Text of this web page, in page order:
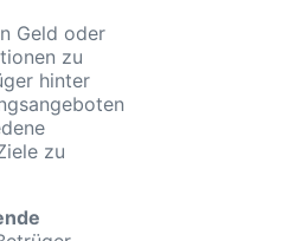
Geld oder
zu
hinter
zu